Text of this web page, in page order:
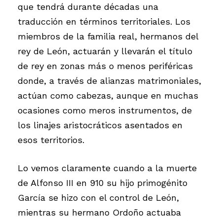
que tendrá durante décadas una
traducción en términos territoriales. Los
miembros de la familia real, hermanos del
rey de León, actuarán y llevarán el título
de rey en zonas más o menos periféricas
donde, a través de alianzas matrimoniales,
actúan como cabezas, aunque en muchas
ocasiones como meros instrumentos, de
los linajes aristocráticos asentados en
esos territorios.
Lo vemos claramente cuando a la muerte
de Alfonso III en 910 su hijo primogénito
García se hizo con el control de León,
mientras su hermano Ordoño actuaba